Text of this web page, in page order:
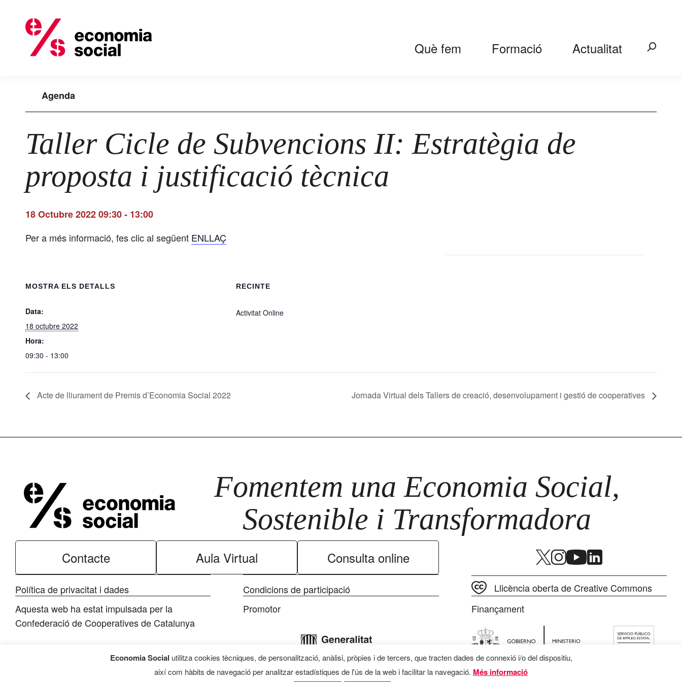
Què fem Formació Actualitat Search:
Agenda
Taller Cicle de Subvencions II: Estratègia de
proposta i justificació tècnica
18 Octubre 2022 09:30- 13:00
Per a més informació, fes clic al següent ENLLAÇ
MOSTRA ELS DETALLS
Data:
18 octubre 2022
Hora:
09:30 - 13:00
RECINTE
Activitat Online
Acte de lliurament de Premis d’Economia Social 2022 Jornada Virtual dels Tallers de creació, desenvolupament i gestió de cooperatives
Fomentem una Economia Social,
Sostenible i Transformadora
Contacte Aula Virtual Consulta online
Política de privacitat i dades Condicions de participació
Llicència oberta de Creative Commons
Aquesta web ha estat impulsada per la
Confederació de Cooperatives de Catalunya
Promotor Finançament
Programa d’Economia Social, 2026
Economia Social utilitza cookies tècniques, de personalització, anàlisi, pròpies i de tercers, que tracten dades de connexió i/o del dispositiu,
així com hàbits de navegació per analitzar estadístiques de l'ús de la web i facilitar la navegació. Més informació